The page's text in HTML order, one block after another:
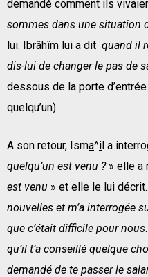
demandé comment ils
sommes dans une situation
lui. Ibrâhîm lui a dit quand il
dis-lui de changer le pas de
dessous de la porte
quelqu’un).
A son retour, Isma^il a
quelqu’un est venu ?» elle a
est venu » et elle le lui décrit.
nouvelles et m’a interrogée
que c’était difficile pour nous
qu’il t’a conseillé quelque
demandé de te passer le